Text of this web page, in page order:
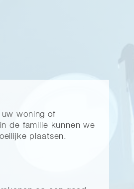
woning of
de familie kunnen we
plaatsen.